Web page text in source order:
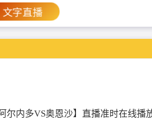
文字直播
尔内多VS奥恩沙】直播准时在线